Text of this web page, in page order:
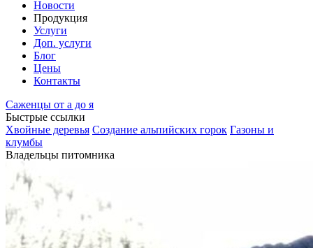
Новости
Продукция
Услуги
Доп. услуги
Блог
Цены
Контакты
Саженцы от а до я
Быстрые ссылки
Хвойные деревья Создание альпийских горок Газоны и
клумбы
Владельцы питомника